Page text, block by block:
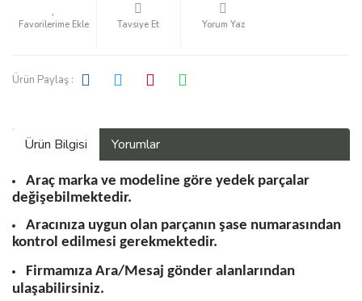
Tavsiye Et Yorum Yaz
Ürün Paylaş :
Ürün Bilgisi Yorumlar
Araç marka ve modeline göre yedek parçalar
değişebilmektedir.
Aracınıza uygun olan parçanın şase numarasından
kontrol edilmesi gerekmektedir.
Firmamıza Ara/Mesaj gönder alanlarından
ulaşabilirsiniz.